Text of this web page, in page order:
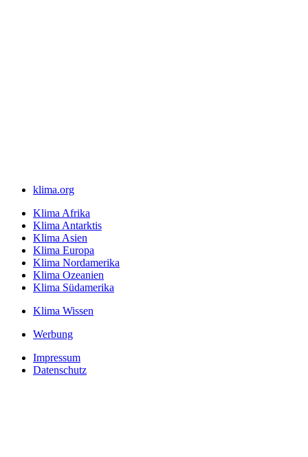
klima.org
Klima Afrika
Klima Antarktis
Klima Asien
Klima Europa
Klima Nordamerika
Klima Ozeanien
Klima Südamerika
Klima Wissen
Werbung
Impressum
Datenschutz